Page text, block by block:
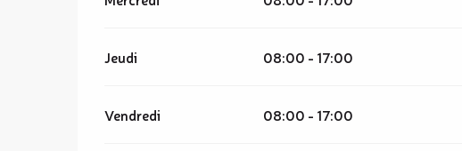
Jeudi 08:00 - 17:00
Vendredi 08:00 - 17:00